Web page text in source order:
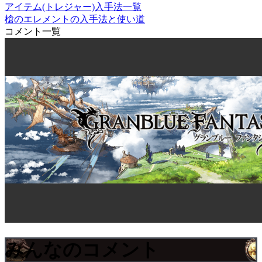
アイテム(トレジャー)入手法一覧
槍のエレメントの入手法と使い道
コメント一覧
みんなのコメント